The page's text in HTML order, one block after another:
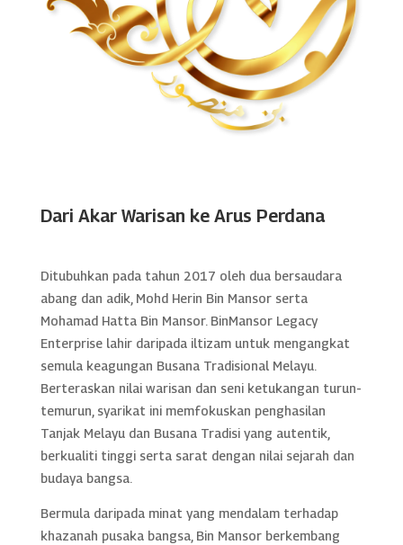
Dari Akar Warisan ke Arus Perdana
Ditubuhkan pada tahun 2017 oleh dua bersaudara
abang dan adik, Mohd Herin Bin Mansor serta
Mohamad Hatta Bin Mansor. BinMansor Legacy
Enterprise lahir daripada iltizam untuk mengangkat
semula keagungan Busana Tradisional Melayu.
Berteraskan nilai warisan dan seni ketukangan turun-
temurun, syarikat ini memfokuskan penghasilan
Tanjak Melayu dan Busana Tradisi yang autentik,
berkualiti tinggi serta sarat dengan nilai sejarah dan
budaya bangsa.
Bermula daripada minat yang mendalam terhadap
khazanah pusaka bangsa, Bin Mansor berkembang